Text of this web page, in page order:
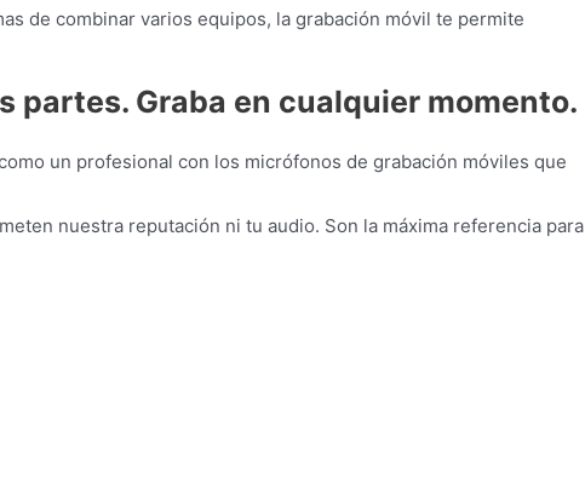
de combinar varios equipos, la grabación móvil te permite
partes. Graba en cualquier momento.
un profesional con los micrófonos de grabación móviles que
nuestra reputación ni tu audio. Son la máxima referencia para